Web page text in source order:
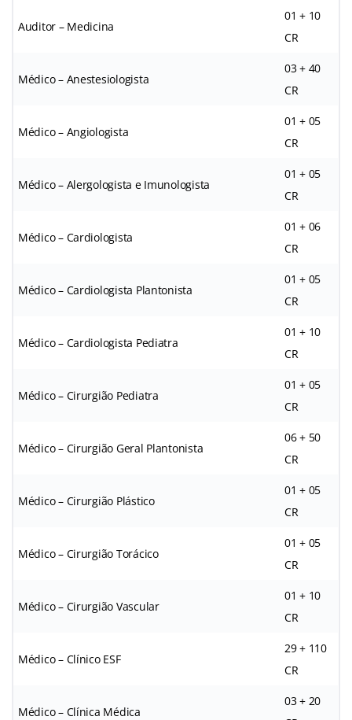
Auditor – Medicina
01 + 10
CR
Médico – Anestesiologista
03 + 40
CR
Médico – Angiologista
01 + 05
CR
Médico – Alergologista e Imunologista
01 + 05
CR
Médico – Cardiologista
01 + 06
CR
Médico – Cardiologista Plantonista
01 + 05
CR
Médico – Cardiologista Pediatra
01 + 10
CR
Médico – Cirurgião Pediatra
01 + 05
CR
Médico – Cirurgião Geral Plantonista
06 + 50
CR
Médico – Cirurgião Plástico
01 + 05
CR
Médico – Cirurgião Torácico
01 + 05
CR
Médico – Cirurgião Vascular
01 + 10
CR
Médico – Clínico ESF
29 + 110
CR
Médico – Clínica Médica
03 + 20